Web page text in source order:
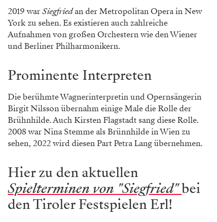
2019 warSiegfriedan der Metropolitan Opera in New
York zu sehen. Es existieren auch zahlreiche
Aufnahmen von großen Orchestern wie den Wiener
und Berliner Philharmonikern.
Prominente Interpreten
Die berühmte Wagnerinterpretin und Opernsängerin
Birgit Nilsson übernahm einige Male die Rolle der
Brühnhilde. Auch Kirsten Flagstadt sang diese Rolle.
2008 war Nina Stemme als Brünnhilde in Wien zu
sehen, 2022 wird diesen Part Petra Lang übernehmen.
Hier zu den aktuellen
Spielterminen von "Siegfried"bei
den Tiroler Festspielen Erl!